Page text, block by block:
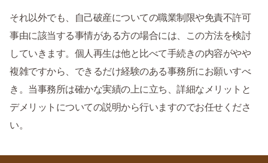
それ以外でも、自己破産についての職業制限や免責不許可
事由に該当する事情がある方の場合には、この方法を検討
していきます。個人再生は他と比べて手続きの内容がやや
複雑ですから、できるだけ経験のある事務所にお願いすべ
き。当事務所は確かな実績の上に立ち、詳細なメリットと
デメリットについての説明から行いますのでお任せくださ
い。